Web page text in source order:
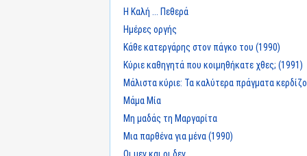
Η Καλή ... Πεθερά
Ημέρες οργής
Κάθε κατεργάρης στον πάγκο του (1990)
Κύριε καθηγητά που κοιμηθήκατε χθες; (1991)
Μάλιστα κύριε: Τα καλύτερα πράγματα
Μάμα Μία
Μη μαδάς τη Μαργαρίτα
Μια παρθένα για μένα (1990)
Οι μεν και οι δεν